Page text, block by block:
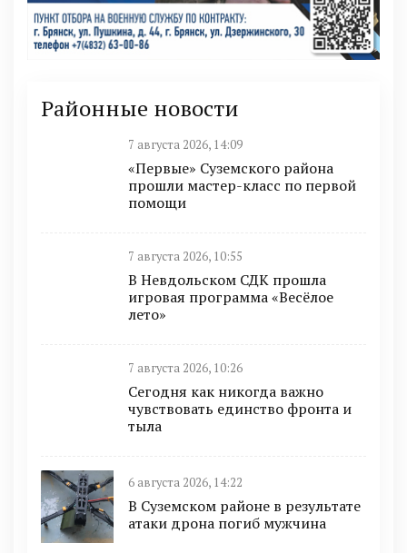
Районные новости
7 августа 2026, 14:09
«Первые» Суземского района
прошли мастер-класс по первой
помощи
7 августа 2026, 10:55
В Невдольском СДК прошла
игровая программа «Весёлое
лето»
7 августа 2026, 10:26
Сегодня как никогда важно
чувствовать единство фронта и
тыла
6 августа 2026, 14:22
В Суземском районе в результате
атаки дрона погиб мужчина